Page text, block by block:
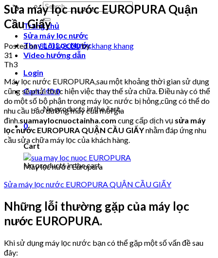
Search
for:
Trang chủ
Sửa máy lọc nước
Thay Lõi Lọc Nước
Video hướng dẫn
Login
Cart /₫00
No products in the cart.
0
Cart
No products in the cart.
Sửa máy lọc nước EUROPURA Quận
Cầu Giấy
Posted on31/03/2020bykhang khang
31
Th3
Máy lọc nước EUROPURA,sau một khoảng thời gian sử dụng
cũng sẽ phải thực hiện việc thay thế sửa chữa. Điều này có thể
do một số bộ phận trong máy lọc nước bị hỏng,cũng có thể do
nhu cầu bảo dưỡng máy của mỗi gia
đình.suamaylocnuoctainha.com cung cấp dịch vụ sửa máy
lọc nước EUROPURA QUẬN CẦU GIẤYnhằm đáp ứng nhu
cầu sửa chữa máy lọc của khách hàng.
Máy lọc nước Europura
Sửa máy lọc nước EUROPURA QUẬN CẦU GIẤY
Những lỗi thường gặp của máy lọc
nước EUROPURA.
Khi sử dụng máy lọc nước bạn có thể gặp một số vấn đề sau
đây: